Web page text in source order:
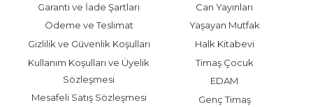
Garanti ve İade Şartları
Ödeme ve Teslimat
Gizlilik ve Güvenlik Koşulları
Kullanım Koşulları ve Üyelik
Sözleşmesi
Mesafeli Satış Sözleşmesi
Can Yayınları
Yaşayan Mutfak
Halk Kitabevi
Timaş Çocuk
EDAM
Genç Timaş